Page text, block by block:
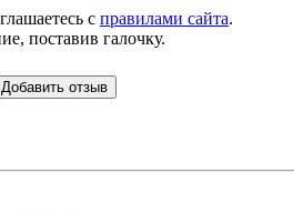
с правилами сайта.
поставив галочку.
Добавить отзыв